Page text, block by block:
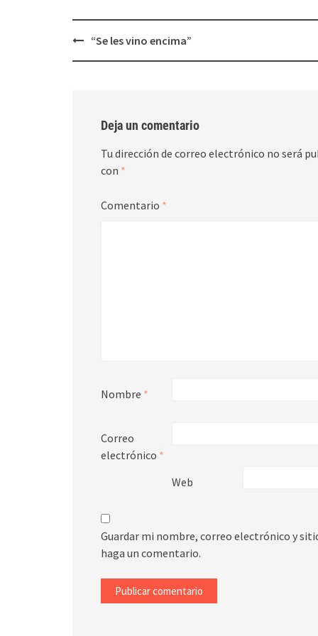
Post“Se les vino encima”
Deja un comentario
Tu dirección de correo electrónico no será
con *
Comentario *
Nombre *
Correo
electrónico *
Web
Guardar mi nombre, correo electrónico y
haga un comentario.